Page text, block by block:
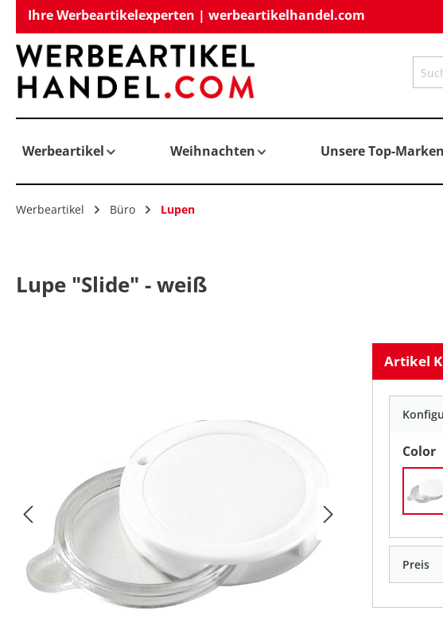
Zur Hauptnavigation springen
Ihre Werbeartikelexperten | werbeartikelhandel.com
Werbeartikel Weihnachten Unsere Top-Marken
Werbeartikel Büro Lupen
Lupe "Slide" - weiß
Artikel
Color
Preis